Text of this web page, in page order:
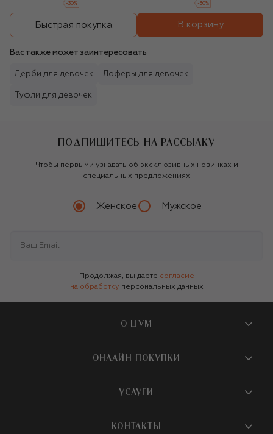
-30% -30%
Быстрая покупка В корзину
Вас также может заинтересовать
Дерби для девочек Лоферы для девочек
Туфли для девочек
ПОДПИШИТЕСЬ НА РАССЫЛКУ
Чтобы первыми узнавать об эксклюзивных новинках и
специальных предложениях
Женское Мужское
Продолжая, вы даете согласие
на обработку персональных данных
О ЦУМ
О магазине
Бутики и ПВЗ ЦУМ
ОНЛАЙН ПОКУПКИ
Доставка
УСЛУГИ
КОНТАКТЫ